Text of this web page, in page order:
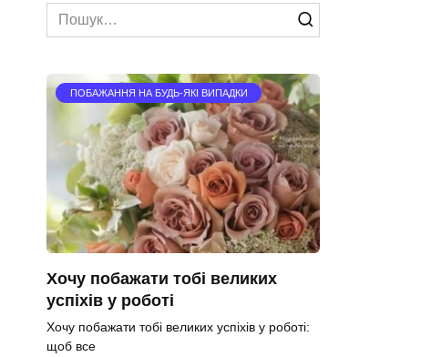
Search
for:
ПОБАЖАННЯ НА БУДЬ-ЯКІ ВИПАДКИ
Хочу побажати тобі великих
успіхів у роботі
Хочу побажати тобі великих успіхів у роботі:
щоб все